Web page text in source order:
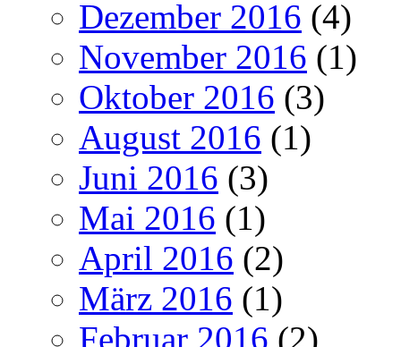
Dezember 2016 (4)
November 2016 (1)
Oktober 2016 (3)
August 2016 (1)
Juni 2016 (3)
Mai 2016 (1)
April 2016 (2)
März 2016 (1)
Februar 2016 (2)